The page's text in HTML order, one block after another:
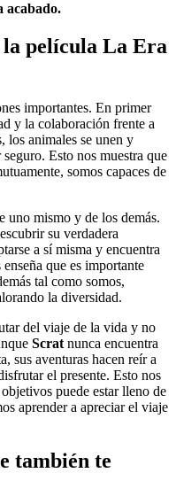
acabado.
la película La Era
importantes. En primer
y la colaboración frente a
los animales se unen y
Esto nos muestra que
somos capaces de
uno mismo y de los demás.
su verdadera
a sí misma y encuentra
que es importante
tal como somos,
la diversidad.
del viaje de la vida y no
Scrat nunca encuentra
sus aventuras hacen reír a
el presente. Esto nos
puede estar lleno de
aprender a apreciar el viaje
también te